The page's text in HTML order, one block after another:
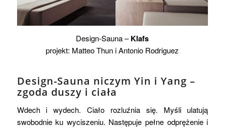
Design-Sauna –Klafs
projekt: Matteo Thun i Antonio Rodriguez
Design-Sauna niczym Yin i Yang –
zgoda duszy i ciała
Wdech i wydech. Ciało rozluźnia się. Myśli ulatują
swobodnie ku wyciszeniu. Następuje pełne odprężenie i